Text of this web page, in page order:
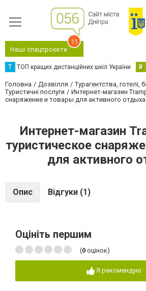
Наші спецпроєкти
11
Т ТОП кращих дистанційних шкіл України В
Головна Дозвілля
Турагентства, готелі,
Туристичні послуги
Интернет-магазин
снаряжение и товары для активного отдыха
Интернет-магазин
туристическое
для активного
Опис Відгуки (1)
Оцініть першим
(0 оцінок)
Я рекомендую